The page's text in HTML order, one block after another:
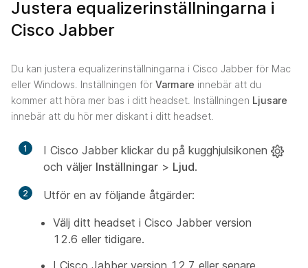
Justera equalizerinställningarna i
Cisco Jabber
Du kan justera equalizerinställningarna i Cisco Jabber för Mac
eller Windows. Inställningen för Varmare innebär att du
kommer att höra mer bas i ditt headset. Inställningen Ljusare
innebär att du hör mer diskant i ditt headset.
1
I Cisco Jabber klickar du på kugghjulsikonen
och väljer Inställningar > Ljud.
2
Utför en av följande åtgärder:
Välj ditt headset i Cisco Jabber version
12.6 eller tidigare.
I Cisco Jabber version 12.7 eller senare